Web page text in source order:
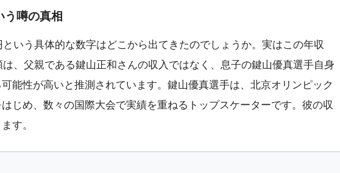
う噂の真相
という具体的な数字はどこから出てきたのでしょうか。実はこの年収
は、父親である鍵山正和さんの収入ではなく、息子の鍵山優真選手自身
能性が高いと推測されています。鍵山優真選手は、北京オリンピック
じめ、数々の国際大会で実績を重ねるトップスケーターです。彼の収
す。